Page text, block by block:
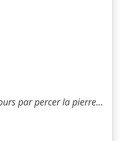
par percer la pierre...